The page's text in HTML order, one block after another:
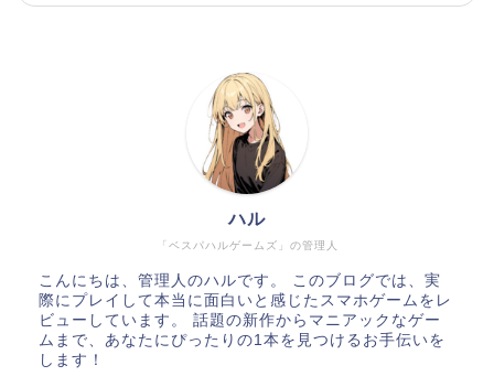
「ベスパハルゲームズ」の管理人
ハル
こんにちは、管理人のハルです。 このブログでは、実
際にプレイして本当に面白いと感じたスマホゲームをレ
ビューしています。 話題の新作からマニアックなゲー
ムまで、あなたにぴったりの1本を見つけるお手伝いを
します！